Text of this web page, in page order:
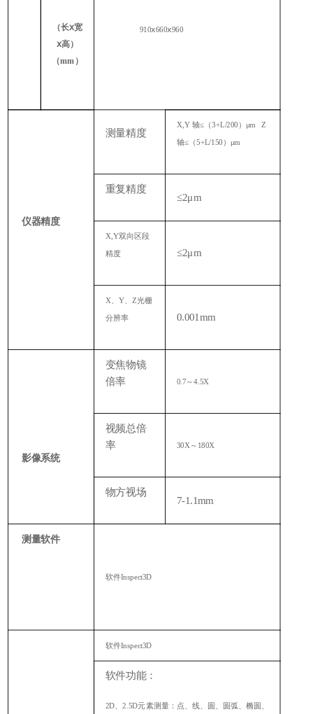
（长ⅹ宽
ⅹ高）
（mm）
910ⅹ660ⅹ960
仪器精度
测量精度
X,Y 轴≤（3+L/200）μm Z
轴≤（5+L/150）μm
重复精度
≤2μm
X,Y双向区段
精度
≤2μm
X、Y、Z光栅
分辨率 0.001mm
影像系统
变焦物镜
倍率
0.7～4.5X
视频总倍
率
30X～180X
物方视场
7-1.1mm
测量软件
软件Inspect3D
软件Inspect3D
软件功能：
2D、2.5D元素测量：点、线、圆、圆弧、椭圆、